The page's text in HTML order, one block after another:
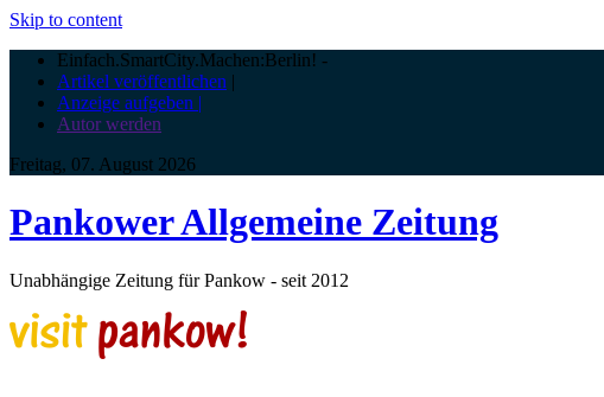
Skip to content
Einfach.SmartCity.Machen:Berlin! -
Artikel veröffentlichen |
Anzeige aufgeben |
Autor werden
Freitag, 07. August 2026
Pankower Allgemeine Zeitung
Unabhängige Zeitung für Pankow - seit 2012